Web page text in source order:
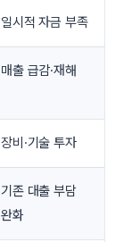
일시적 자금 부족
매출 급감·재해
장비·기술 투자
기존 대출 부담
완화